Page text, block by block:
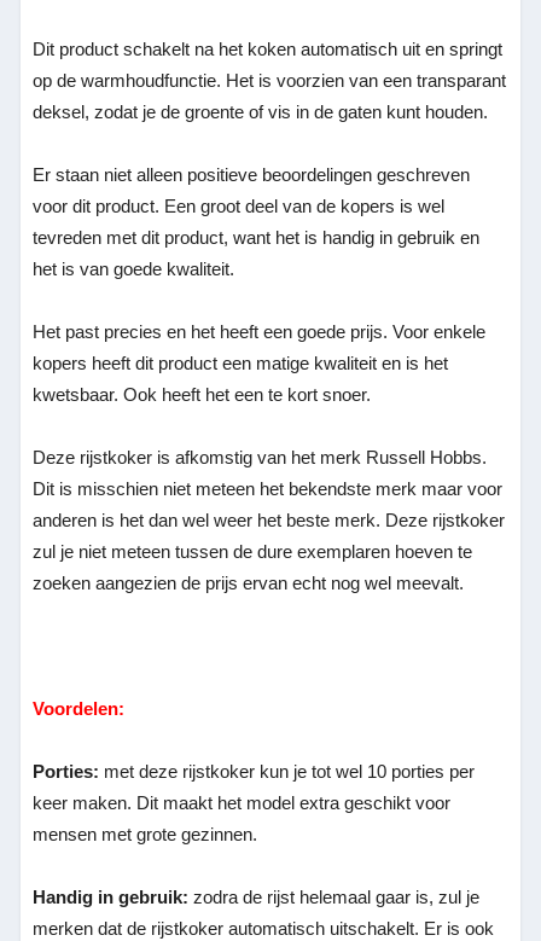
Dit product schakelt na het koken automatisch uit en springt
op de warmhoudfunctie. Het is voorzien van een transparant
deksel, zodat je de groente of vis in de gaten kunt houden.
Er staan niet alleen positieve beoordelingen geschreven
voor dit product. Een groot deel van de kopers is wel
tevreden met dit product, want het is handig in gebruik en
het is van goede kwaliteit.
Het past precies en het heeft een goede prijs. Voor enkele
kopers heeft dit product een matige kwaliteit en is het
kwetsbaar. Ook heeft het een te kort snoer.
Deze rijstkoker is afkomstig van het merk Russell Hobbs.
Dit is misschien niet meteen het bekendste merk maar voor
anderen is het dan wel weer het beste merk. Deze rijstkoker
zul je niet meteen tussen de dure exemplaren hoeven te
zoeken aangezien de prijs ervan echt nog wel meevalt.
Voordelen:
Porties: met deze rijstkoker kun je tot wel 10 porties per
keer maken. Dit maakt het model extra geschikt voor
mensen met grote gezinnen.
Handig in gebruik:zodra de rijst helemaal gaar is, zul je
merken dat de rijstkoker automatisch uitschakelt. Er is ook